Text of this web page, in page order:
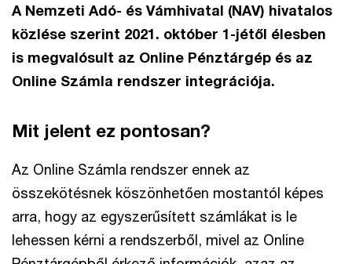
A Nemzeti Adó- és Vámhivatal (NAV) hivatalos
közlése szerint 2021. október 1-jétől élesben
is megvalósult az Online Pénztárgép és az
Online Számla rendszer integrációja.
Mit jelent ez pontosan?
Az Online Számla rendszer ennek az
összekötésnek köszönhetően mostantól képes
arra, hogy az egyszerűsített számlákat is le
lehessen kérni a rendszerből, mivel az Online